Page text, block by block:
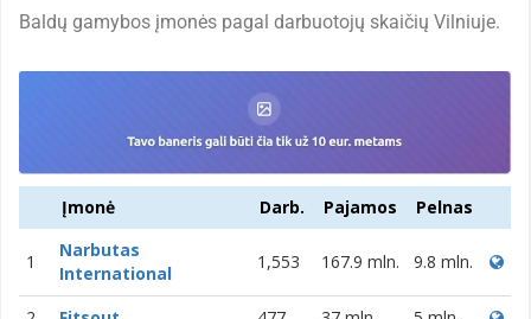
Baldų gamybos įmonės pagal darbuotojų skaičių Vilniuje.
Įmonė Darb. Pajamos Pelnas
1
Narbutas
International
1,553 167.9 mln. 9.8 mln.